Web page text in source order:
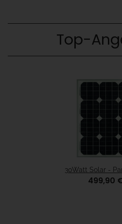
Top-
30Watt Solar -
499,90